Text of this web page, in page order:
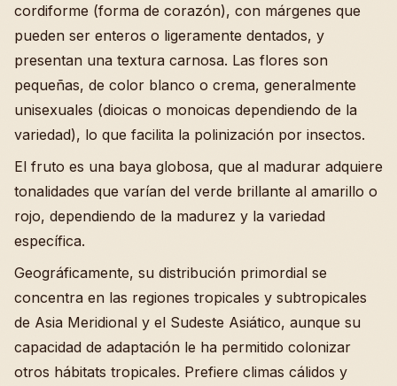
cordiforme (forma de corazón), con márgenes que
pueden ser enteros o ligeramente dentados, y
presentan una textura carnosa. Las flores son
pequeñas, de color blanco o crema, generalmente
unisexuales (dioicas o monoicas dependiendo de la
variedad), lo que facilita la polinización por insectos.
El fruto es una baya globosa, que al madurar adquiere
tonalidades que varían del verde brillante al amarillo o
rojo, dependiendo de la madurez y la variedad
específica.
Geográficamente, su distribución primordial se
concentra en las regiones tropicales y subtropicales
de Asia Meridional y el Sudeste Asiático, aunque su
capacidad de adaptación le ha permitido colonizar
otros hábitats tropicales. Prefiere climas cálidos y